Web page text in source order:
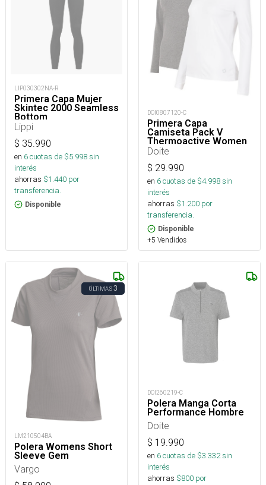
LIP030302NA-R
Primera Capa Mujer
Skintec 2000 Seamless
Bottom
Lippi
$ 35.990
en 6cuotas de $5.998sin
interés
ahorras $1.440 por
transferencia.
Disponible
DOI0807120-C
Primera Capa
Camiseta Pack V
Thermoactive Women
Doite
$ 29.990
en 6cuotas de $4.998sin
interés
ahorras $1.200 por
transferencia.
Disponible
+5 Vendidos
ÚLTIMAS3
LM210504BA
Polera Womens Short
Sleeve Gem
Vargo
DOI260219-C
Polera Manga Corta
Performance Hombre
Doite
$ 19.990
en 6cuotas de $3.332sin
interés
ahorras $800 por